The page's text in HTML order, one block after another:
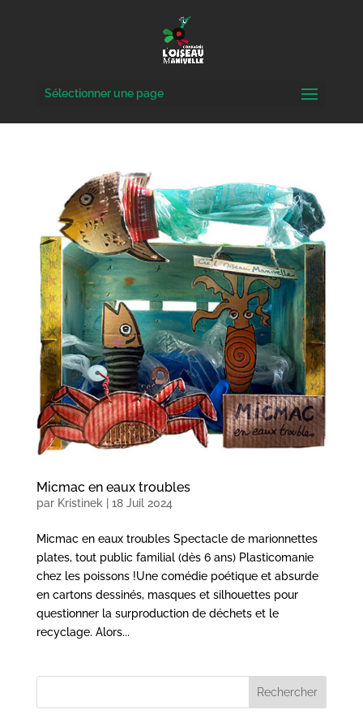
Sélectionner une page
Micmac en eaux troubles
par Kristinek 18 Juil 2024
Micmac en eaux troubles Spectacle de marionnettes
plates, tout public familial (dès 6 ans) Plasticomanie
chez les poissons !Une comédie poétique et absurde
en cartons dessinés, masques et silhouettes pour
questionner la surproduction de déchets et le
recyclage. Alors...
Rechercher